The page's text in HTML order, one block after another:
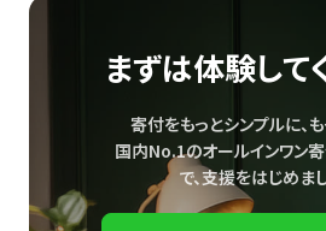
まずは体験して
寄付をもっとシンプルに、
国内No.1のオールインワン
で、支援をはじめまし